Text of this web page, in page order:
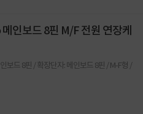
인보드 8핀 M/F 전원 연장케
보드 8핀 / 확장단자: 메인보드 8핀 / M-F형 /